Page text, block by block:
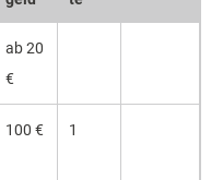
ab 20
€
100 € 1